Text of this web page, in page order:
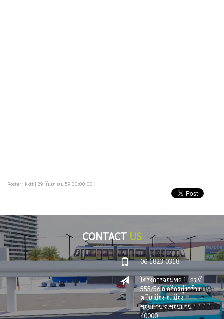
Poster : kktt | 29 กันยายน 59 00:00:00
CONTACT US
06-1823-0318
โครงการจอมพล 1 เลขที่
555/56 ถ.กสิกรทุ่งสร้าง
ต.ในเมือง อ.เมือง
ขอนแก่น จ.ขอนแก่น
40000